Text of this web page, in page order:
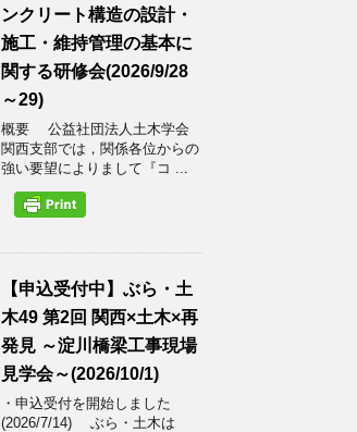
ンクリート構造の設計・
施工・維持管理の基本に
関する研修会(2026/9/28
～29)
概要 公益社団法人土木学会
関西支部では，関係各位からの
強い要望によりまして『コ ...
【申込受付中】ぶら・土
木49 第2回 関西×土木×再
発見 ～淀川橋梁工事現場
見学会～(2026/10/1)
・申込受付を開始しました
(2026/7/14) ぶら・土木は